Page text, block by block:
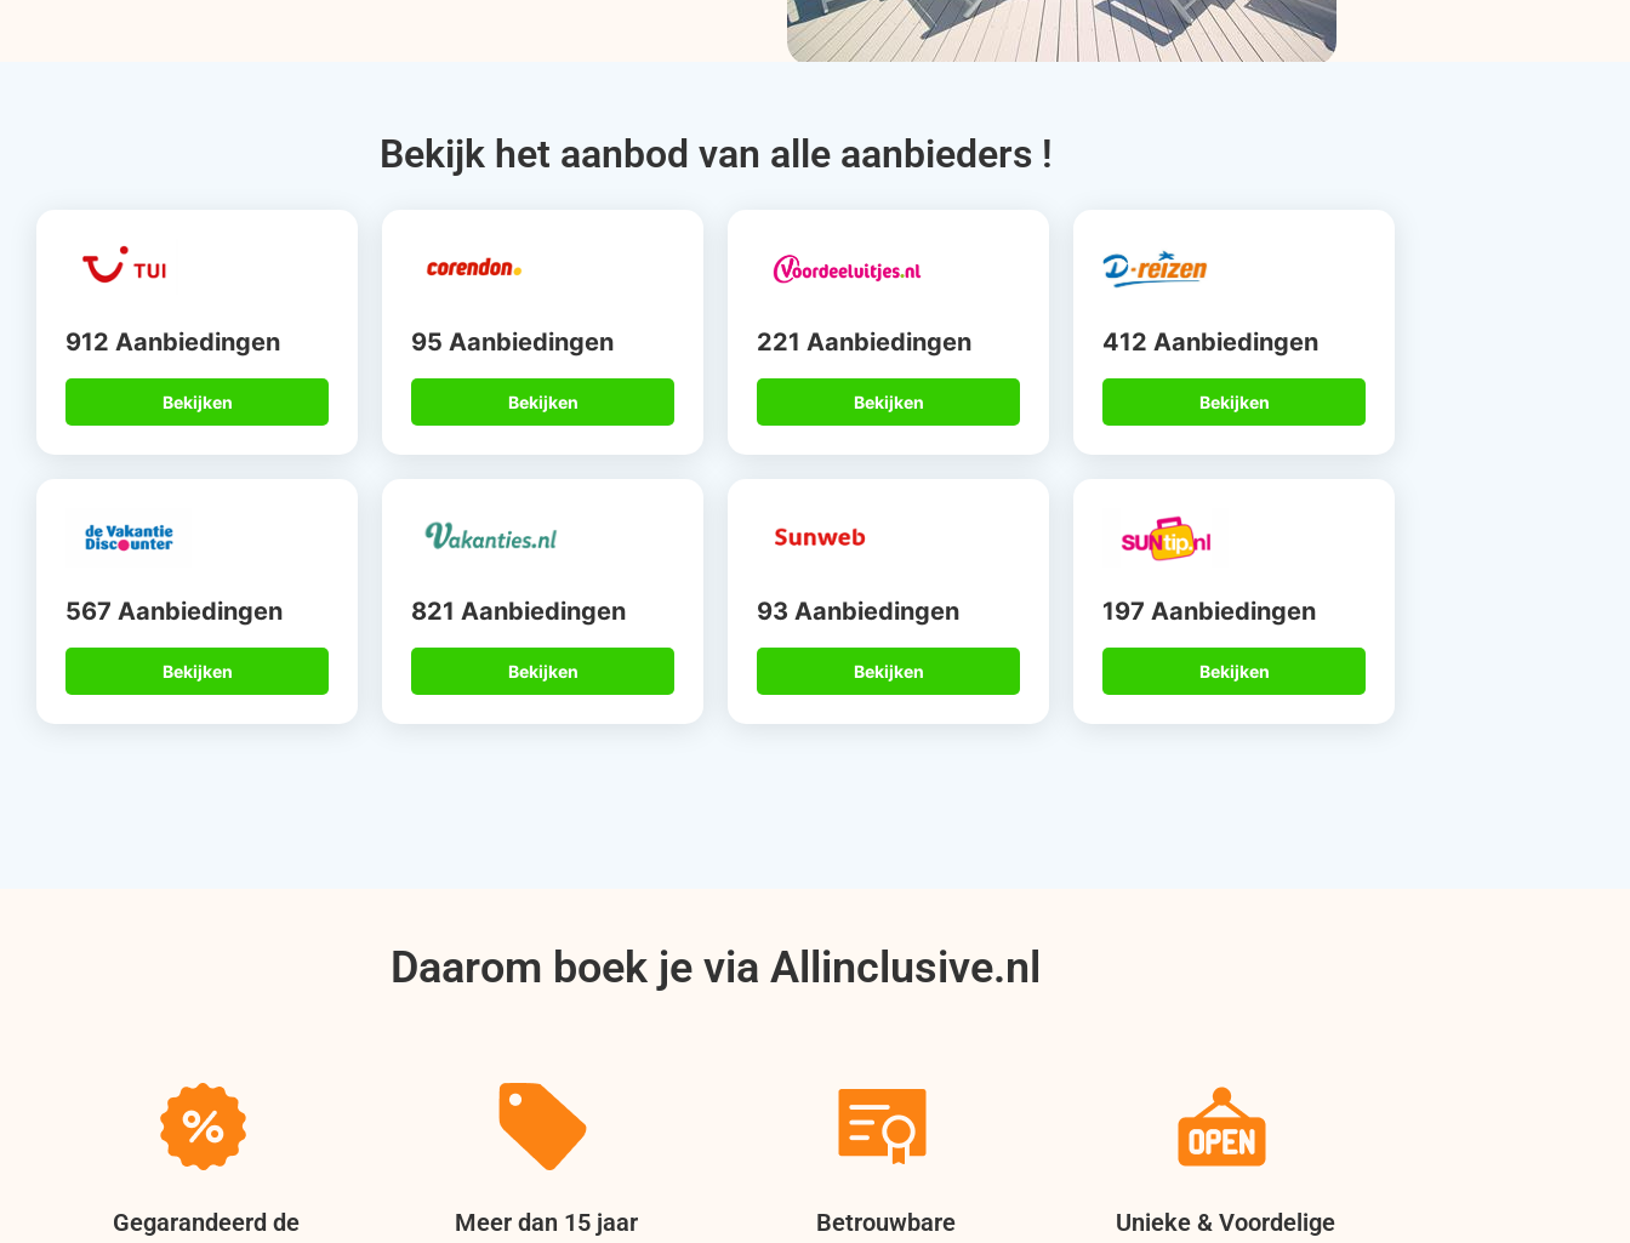
Bekijk het aanbod van alle aanbieders !
912 Aanbiedingen
Bekijken
95 Aanbiedingen
Bekijken
221 Aanbiedingen
Bekijken
412 Aanbiedingen
Bekijken
567 Aanbiedingen
Bekijken
821 Aanbiedingen
Bekijken
93 Aanbiedingen
Bekijken
197 Aanbiedingen
Bekijken
Daarom boek je via Allinclusive.nl
Gegarandeerd de
Meer dan 15 jaar
Betrouwbare
Unieke & Voordelige